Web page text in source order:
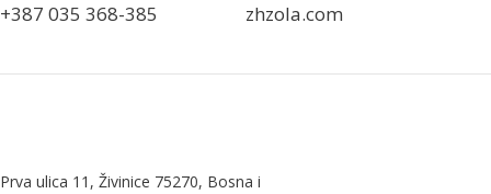
+387 035 368-385
zhzola.com
Prva ulica 11, Živinice 75270, Bosna i